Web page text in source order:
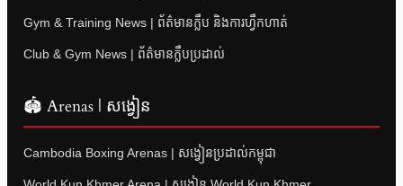
Gym & Training News | ព័ត៌មានក្លឹប និងការហ្វឹកហាត់
Club & Gym News | ព័ត៌មានក្លឹបប្រដាល់
🏟 Arenas | សង្វៀន
Cambodia Boxing Arenas | សង្វៀនប្រដាល់កម្ពុជា